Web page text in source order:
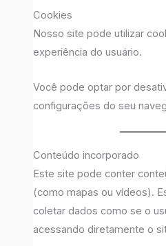
Cookies
Nosso site pode utilizar
experiência do usuário.
Você pode optar por
configurações do seu
Conteúdo incorporado
Este site pode conter
(como mapas ou vídeos).
coletar dados como se o
acessando diretamente o